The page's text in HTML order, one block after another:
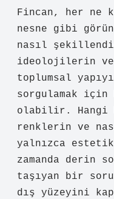
Fincan, her ne
nesne gibi
nasıl
ideolojilerin
toplumsal
sorgulamak için
olabilir. Hangi
renklerin ve
yalnızca
zamanda derin
taşıyan bir
dış yüzeyini